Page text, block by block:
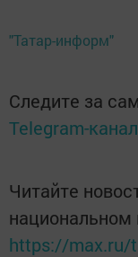
"Татар-информ"
Следите за
Telegram-
Читайте
https://max.ru/